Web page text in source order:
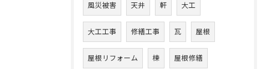
風災被害 天井 軒 大工
大工工事 修繕工事 瓦 屋根
屋根リフォーム 棟 屋根修繕